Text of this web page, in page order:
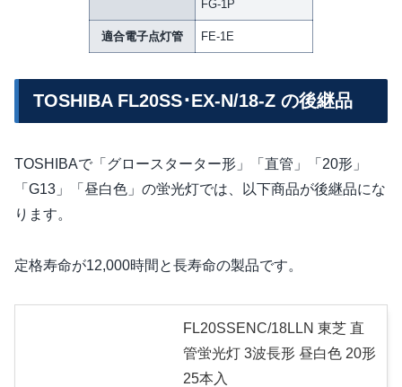
FG-1P
適合電子点灯管 FE-1E
TOSHIBA FL20SS･EX-N/18-Z の後継品
TOSHIBAで「グロースターター形」「直管」「20形」
「G13」「昼白色」の蛍光灯では、以下商品が後継品にな
ります。
定格寿命が12,000時間と長寿命の製品です。
FL20SSENC/18LLN 東芝 直
管蛍光灯 3波長形 昼白色 20形
25本入